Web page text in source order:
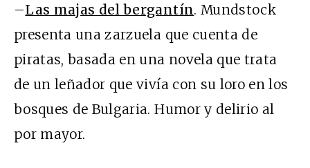
–Las majas del bergantín. Mundstock
presenta una zarzuela que cuenta de
piratas, basada en una novela que trata
de un leñador que vivía con su loro en los
bosques de Bulgaria. Humor y delirio al
por mayor.